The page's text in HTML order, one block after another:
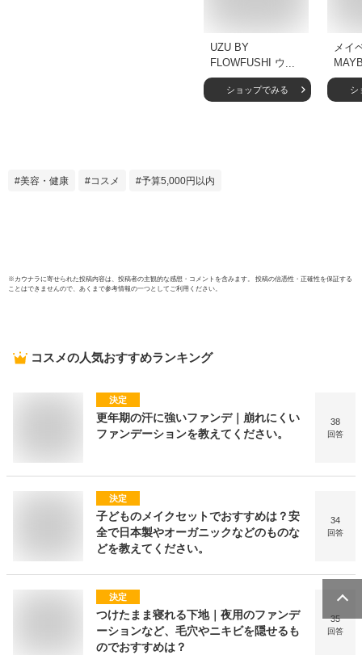
UZU BY
FLOWFUSHI ウズ
バイ フローフシ 正
規品 マスカラ
スカラ 塗る つけま
ショップでみる
メイ
イハ
あさ
シ
美容・健康 コスメ 予算5,000円以内
※ カウナラに寄せられた投稿内容は、投稿者の主観的な感想・コメントを含みます。 投稿の信憑性・正確性を保証する
ことはできませんので、あくまで参考情報の一つとしてご利用ください。
コスメの人気おすすめランキング
決定
更年期の汗に強いファンデ｜崩れにくい
ファンデーションを教えてください。
38
回答
決定
子どものメイクセットでおすすめは？安
全で日本製やオーガニックなどのものな
どを教えてください。
34
回答
決定
つけたまま寝れる下地｜夜用のファンデ
ーションなど、毛穴やニキビを隠せるも
のでおすすめは？
35
回答